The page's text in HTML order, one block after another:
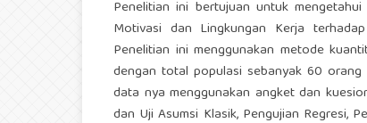
Penelitian ini bertujuan untuk
Motivasi dan Lingkungan Kerja
Penelitian ini menggunakan metode
dengan total populasi sebanyak 60 orang
data nya menggunakan angket dan
dan Uji Asumsi Klasik, Pengujian Regresi,